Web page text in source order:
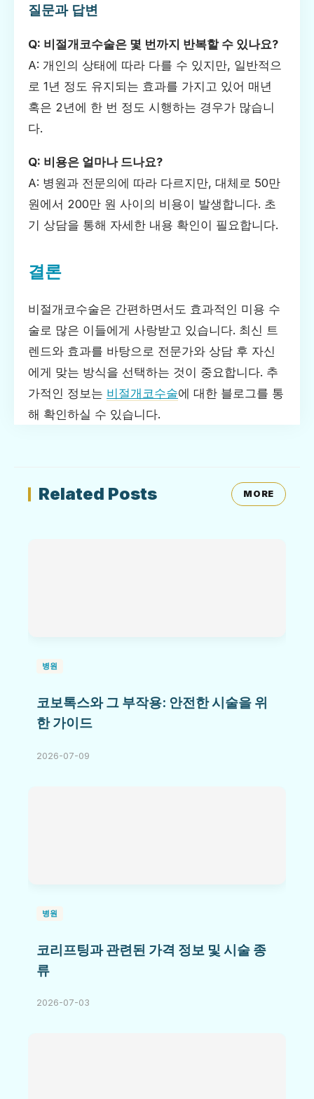
질문과 답변
Q: 비절개코수술은 몇 번까지 반복할 수 있나요?
A: 개인의 상태에 따라 다를 수 있지만, 일반적으
로 1년 정도 유지되는 효과를 가지고 있어 매년
혹은 2년에 한 번 정도 시행하는 경우가 많습니
다.
Q: 비용은 얼마나 드나요?
A: 병원과 전문의에 따라 다르지만, 대체로 50만
원에서 200만 원 사이의 비용이 발생합니다. 초
기 상담을 통해 자세한 내용 확인이 필요합니다.
결론
비절개코수술은 간편하면서도 효과적인 미용 수
술로 많은 이들에게 사랑받고 있습니다. 최신 트
렌드와 효과를 바탕으로 전문가와 상담 후 자신
에게 맞는 방식을 선택하는 것이 중요합니다. 추
가적인 정보는 비절개코수술에 대한 블로그를 통
해 확인하실 수 있습니다.
Related Posts MORE
병원
코보톡스와 그 부작용: 안전한 시술을 위
한 가이드
2026-07-09
병원
코리프팅과 관련된 가격 정보 및 시술 종
류
2026-07-03